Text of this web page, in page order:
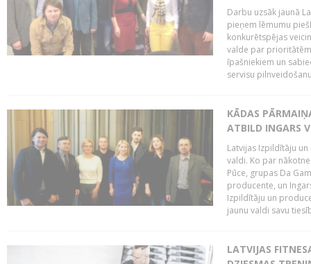
Darbu uzsāk jaunā
pieņem lēmumu
konkurētspējas
valde par
īpašniekiem un
servisu
KĀDAS
ATBILD INGARS
Latvijas Izpildītāju
valdi. Ko par
Pūce, grupas Da
producente, un
Izpildītāju un
jaunu valdi savu
LATVIJAS